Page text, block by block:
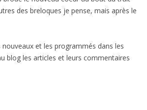
des breloques je pense, mais après le
et les programmés dans les
blog les articles et leurs commentaires